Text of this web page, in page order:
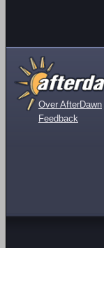
Over AfterDawn
Feedback